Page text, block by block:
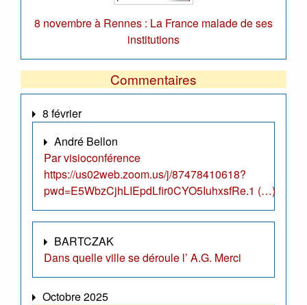
8 novembre à Rennes : La France malade de ses
institutions
Commentaires
8 février
André Bellon
Par visioconférence
https://us02web.zoom.us/j/87478410618?
pwd=E5WbzCjhLIEpdLfir0CYO5IuhxsfRe.1 (…)
BARTCZAK
Dans quelle ville se déroule l’ A.G. Merci
Octobre 2025